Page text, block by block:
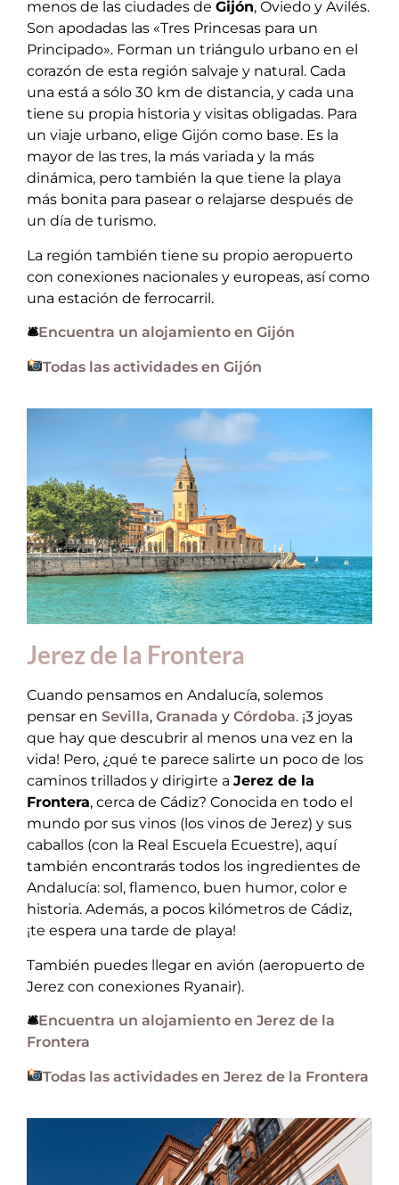
menos de las ciudades de Gijón, Oviedo y Avilés.
Son apodadas las «Tres Princesas para un
Principado». Forman un triángulo urbano en el
corazón de esta región salvaje y natural. Cada
una está a sólo 30 km de distancia, y cada una
tiene su propia historia y visitas obligadas. Para
un viaje urbano, elige Gijón como base. Es la
mayor de las tres, la más variada y la más
dinámica, pero también la que tiene la playa
más bonita para pasear o relajarse después de
un día de turismo.
La región también tiene su propio aeropuerto
con conexiones nacionales y europeas, así como
una estación de ferrocarril.
🛎Encuentra un alojamiento en Gijón
Todas las actividades en Gijón
Jerez de la Frontera
Cuando pensamos en Andalucía, solemos
pensar en Sevilla, Granada y Córdoba. ¡3 joyas
que hay que descubrir al menos una vez en la
vida! Pero, ¿qué te parece salirte un poco de los
caminos trillados y dirigirte a Jerez de la
Frontera, cerca de Cádiz? Conocida en todo el
mundo por sus vinos (los vinos de Jerez) y sus
caballos (con la Real Escuela Ecuestre), aquí
también encontrarás todos los ingredientes de
Andalucía: sol, flamenco, buen humor, color e
historia. Además, a pocos kilómetros de Cádiz,
¡te espera una tarde de playa!
También puedes llegar en avión (aeropuerto de
Jerez con conexiones Ryanair).
🛎Encuentra un alojamiento en Jerez de la
Frontera
Todas las actividades en Jerez de la Frontera